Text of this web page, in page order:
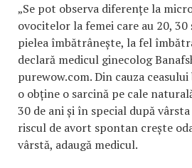
„Se pot observa diferențe la
ovocitelor la femei care au 20, 30
pielea îmbătrânește, la fel
declară medicul ginecolog
purewow.com. Din cauza
o obține o sarcină pe cale
30 de ani și în special după
riscul de avort spontan crește
vârstă, adaugă medicul.